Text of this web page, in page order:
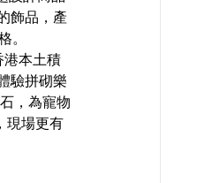
飾品，產
。
港本土積
驗拼砌樂
，為寵物
現場更有